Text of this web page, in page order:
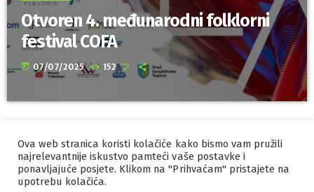
Otvoren 4. međunarodni folklorni
festival COFA
today 07/07/2025 152
IZRADA I HOSTINGORBIS
MARKETING
PRAVILA PRIVATNOSTI
Ova web stranica koristi kolačiće kako bismo vam pružili
najrelevantnije iskustvo pamteći vaše postavke i
ponavljajuće posjete. Klikom na "Prihvaćam" pristajete na
upotrebu kolačića.